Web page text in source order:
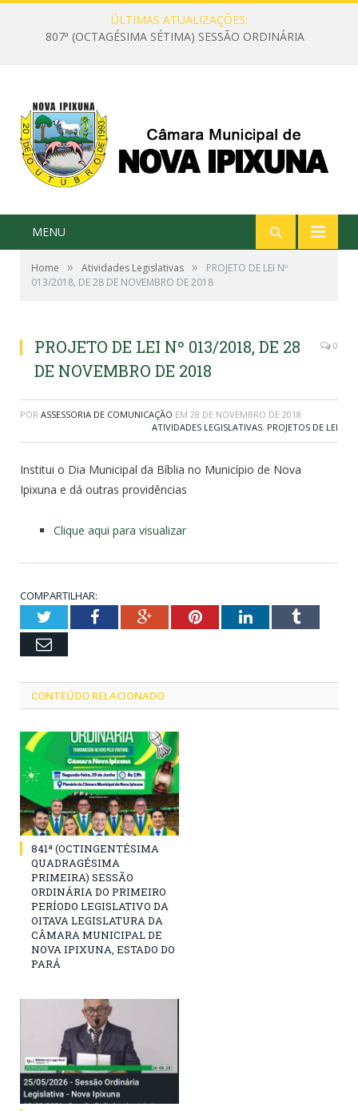
ÚLTIMAS ATUALIZAÇÕES:
807ª (OCTAGÉSIMA SÉTIMA) SESSÃO ORDINÁRIA
MENU
Home » Atividades Legislativas »
PROJETO DE LEI Nº
013/2018, DE 28 DE NOVEMBRO DE 2018
PROJETO DE LEI Nº 013/2018, DE 28
DE NOVEMBRO DE 2018
0
POR ASSESSORIA DE COMUNICAÇÃO EM 28 DE NOVEMBRO DE 2018
ATIVIDADES LEGISLATIVAS, PROJETOS DE LEI
Institui o Dia Municipal da Bíblia no Município de Nova
Ipixuna e dá outras providências
Clique aqui para visualizar
COMPARTILHAR:
TwitterFacebookGoogle+PinterestLinkedInTumblr
Email
CONTEÚDO RELACIONADO
841ª (OCTINGENTÉSIMA
QUADRAGÉSIMA
PRIMEIRA) SESSÃO
ORDINÁRIA DO PRIMEIRO
PERÍODO LEGISLATIVO DA
OITAVA LEGISLATURA DA
CÂMARA MUNICIPAL DE
NOVA IPIXUNA, ESTADO DO
PARÁ